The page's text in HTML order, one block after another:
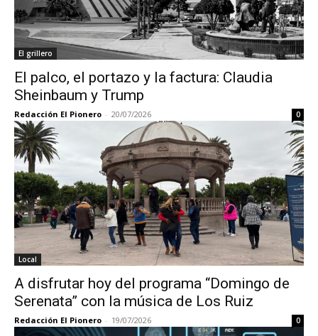
El grillero
El palco, el portazo y la factura: Claudia
Sheinbaum y Trump
Redacción El Pionero - 20/07/2026 0
Local
A disfrutar hoy del programa “Domingo de
Serenata” con la música de Los Ruiz
Redacción El Pionero - 19/07/2026 0